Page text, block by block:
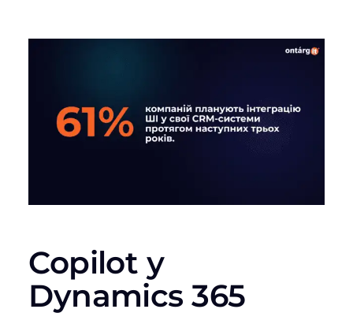
Copilot у
Dynamics 365